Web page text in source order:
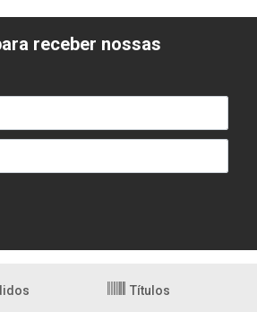
receber nossas
Títulos